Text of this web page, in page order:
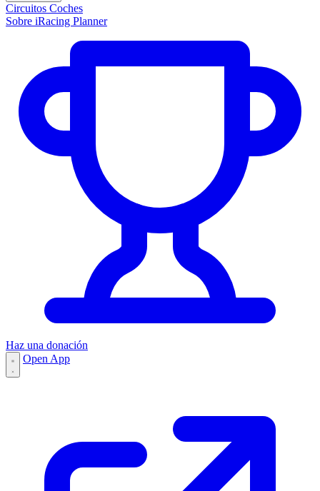
Circuitos Coches
Sobre iRacing Planner
Haz una donación
Open App